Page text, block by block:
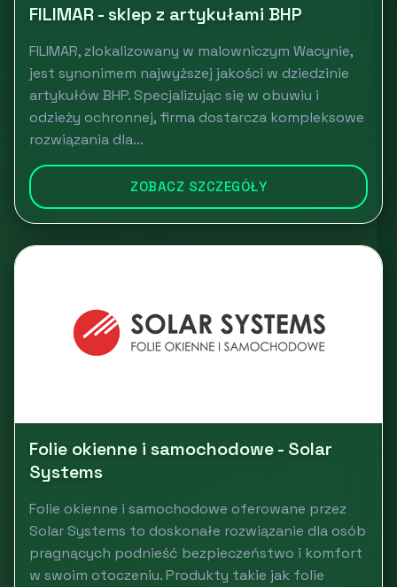
FILIMAR - sklep z artykułami BHP
FILIMAR, zlokalizowany w malowniczym Wacynie,
jest synonimem najwyższej jakości w dziedzinie
artykułów BHP. Specjalizując się w obuwiu i
odzieży ochronnej, firma dostarcza kompleksowe
rozwiązania dla...
ZOBACZ SZCZEGÓŁY
Folie okienne i samochodowe - Solar
Systems
Folie okienne i samochodowe oferowane przez
Solar Systems to doskonałe rozwiązanie dla osób
pragnących podnieść bezpieczeństwo i komfort
w swoim otoczeniu. Produkty takie jak folie